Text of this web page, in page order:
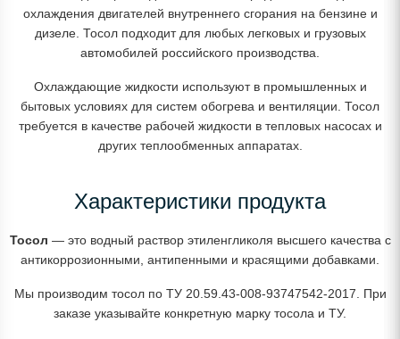
охлаждения двигателей внутреннего сгорания на бензине и
дизеле. Тосол подходит для любых легковых и грузовых
автомобилей российского производства.
Охлаждающие жидкости используют в промышленных и
бытовых условиях для систем обогрева и вентиляции. Тосол
требуется в качестве рабочей жидкости в тепловых насосах и
других теплообменных аппаратах.
Характеристики продукта
Тосол — это водный раствор этиленгликоля высшего качества с
антикоррозионными, антипенными и красящими добавками.
Мы производим тосол по ТУ 20.59.43-008-93747542-2017. При
заказе указывайте конкретную марку тосола и ТУ.